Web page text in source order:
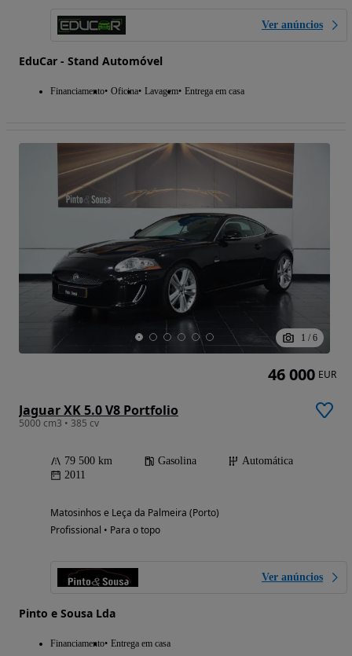
Ver anúncios
EduCar - Stand Automóvel
Financiamento Oficina Lavagem Entrega em casa
1 / 6
Jaguar XK 5.0 V8 Portfolio
5000 cm3 • 385 cv
79 500 km Gasolina
Automática
2011
Matosinhos e Leça da Palmeira (Porto)
Profissional • Para o topo
Ver anúncios
Pinto e Sousa Lda
Financiamento Entrega em casa
46 000 EUR